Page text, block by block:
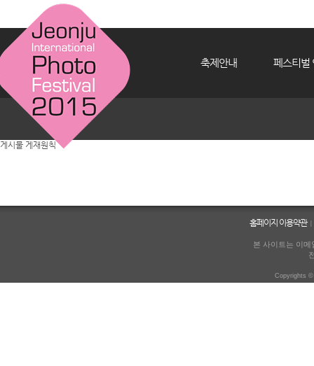
축제안내 페스티벌
게시물 게재원칙
홈페이지 이용약관
본 사이트는 이
Copyrights